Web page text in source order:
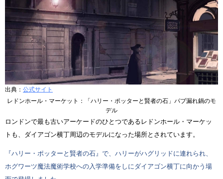
出典： 公式サイト
レドンホール・マーケット：「ハリー・ポッターと賢者の石」パブ漏れ鍋のモ
デル
ロンドンで最も古いアーケードのひとつであるレドンホール・マーケッ
トも、ダイアゴン横丁周辺のモデルになった場所とされています。
『ハリー・ポッターと賢者の石』で、ハリーがハグリッドに連れられ、
ホグワーツ魔法魔術学校への入学準備をしにダイアゴン横丁に向かう場